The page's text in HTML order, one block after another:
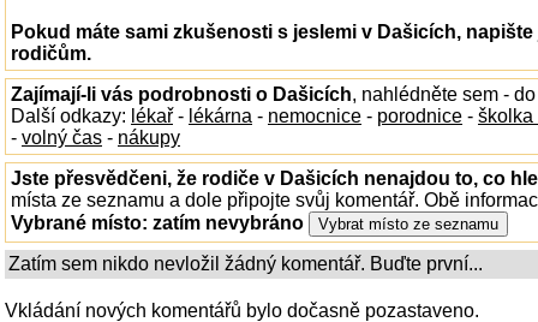
Pokud máte sami zkušenosti s jeslemi v Dašicích,
rodičům.
Zajímají-li vás podrobnosti o Dašicích, nahlédněte sem -
Další odkazy: lékař - lékárna - nemocnice - porodnice - školka
- volný čas - nákupy
Jste přesvědčeni, že rodiče v Dašicích nenajdou to, co
místa ze seznamu a dole připojte svůj komentář. Obě
Vybrané místo: zatím nevybráno
Zatím sem nikdo nevložil žádný komentář. Buďte první...
Vkládání nových komentářů bylo dočasně pozastaveno.